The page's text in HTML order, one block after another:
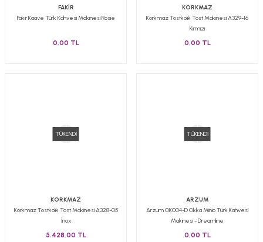
FAKİR
Fakir Kaave Türk Kahvesi Makinesi Rosie
0,00 TL
KORKMAZ
Korkmaz Tostkolik Tost Makinesi A329-16
Kırmızı
0,00 TL
TÜKENDİ
KORKMAZ
Korkmaz Tostkolik Tost Makinesi A328-05
İnox
5.428,00 TL
TÜKENDİ
ARZUM
Arzum OK004-D Okka Minio Türk Kahvesi
Makinesi - Dreamline
0,00 TL